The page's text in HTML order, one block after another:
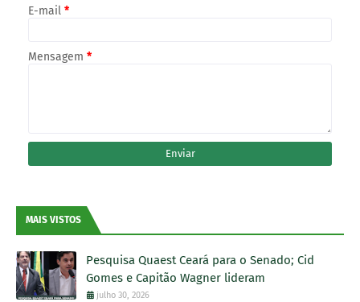
E-mail *
Mensagem *
MAIS VISTOS
Pesquisa Quaest Ceará para o Senado; Cid
Gomes e Capitão Wagner lideram
julho 30, 2026